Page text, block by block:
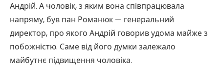
Андрій. А чоловік, з яким вона співпрацювала
напряму, був пан Романюк — генеральний
директор, про якого Андрій говорив удома майже з
побожністю. Саме від його думки залежало
майбутнє підвищення чоловіка.